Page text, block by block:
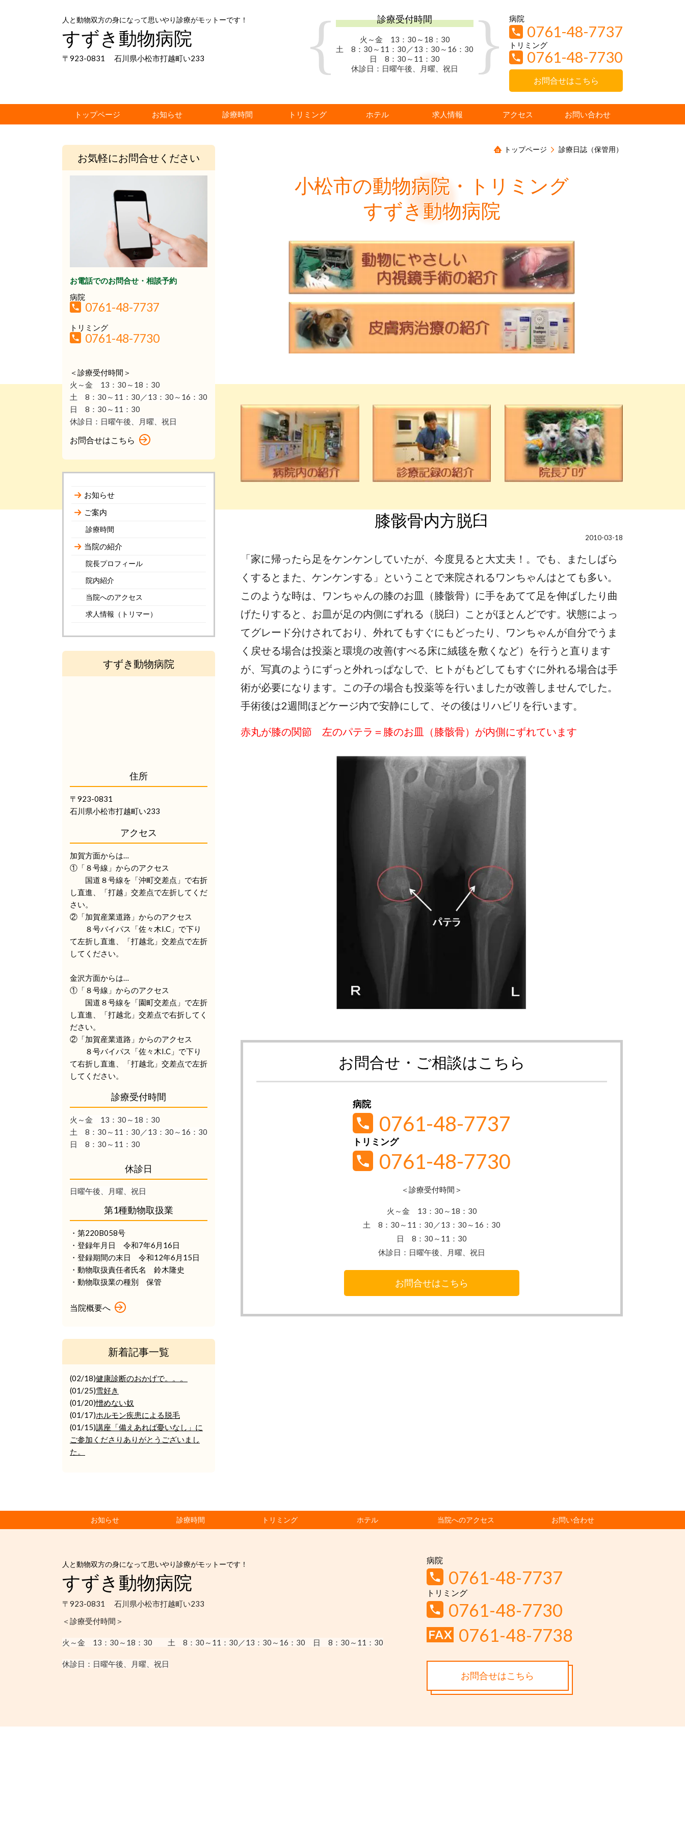
人と動物双方の身になって思いやり診療がモットーです！
すずき動物病院
〒923-0831 石川県小松市打越町い233
診療受付時間
火～金 13：30 ～18：30
土 8：30～11：30／13：30～16：30
日 8：30～11：30
休診日：日曜午後、月曜、祝日
病院
0761-48-7737
トリミング
0761-48-7730
お問合せはこちら
トップページ お知らせ 診療時間 トリミング ホテル 求人情報 アクセス お問い合わせ
トップページ 診療日誌（保管用）
小松市の動物病院・トリミング
すずき動物病院
膝骸骨内方脱臼
2010-03-18
「家に帰ったら足をケンケンしていたが、今度見ると大丈夫！。でも、またしばら
くするとまた、ケンケンする」ということで来院されるワンちゃんはとても多い。
このような時は、ワンちゃんの膝のお皿（膝骸骨）に手をあてて足を伸ばしたり曲
げたりすると、お皿が足の内側にずれる（脱臼）ことがほとんどです。状態によっ
てグレード分けされており、外れてもすぐにもどったり、ワンちゃんが自分でうま
く戻せる場合は投薬と環境の改善(すべる床に絨毯を敷くなど）を行うと直ります
が、写真のようにずっと外れっぱなしで、ヒトがもどしてもすぐに外れる場合は手
術が必要になります。この子の場合も投薬等を行いましたが改善しませんでした。
手術後は2週間ほどケージ内で安静にして、その後はリハビリを行います。
赤丸が膝の関節 左のパテラ＝膝のお皿（膝骸骨）が内側にずれています
お問合せ・ご相談はこちら
病院
0761-48-7737
トリミング
0761-48-7730
＜診療受付時間＞
火～金 13：30 ～18：30
土 8：30～11：30／13：30～16：30
日 8：30～11：30
休診日： 日曜午後、月曜、祝日
お問合せはこちら
お気軽にお問合せください
お電話でのお問合せ・相談予約
病院
0761-48-7737
トリミング
0761-48-7730
＜診療受付時間＞
火～金 13：30 ～18：30
土 8：30～11：30／13：30～16：30
日 8：30～11：30
休診日： 日曜午後、月曜、祝日
お問合せはこちら
お知らせ
ご案内
診療時間
当院の紹介
院長プロフィール
院内紹介
当院へのアクセス
求人情報（トリマー）
すずき動物病院
住所
〒923-0831
石川県小松市打越町い233
アクセス
加賀方面からは…
①「８号線」からのアクセス
国道８号線を「沖町交差点」で右折
し直進、「打越」交差点で左折してくだ
さい。
②「加賀産業道路」からのアクセス
８号バイパス「佐々木I.C」で下り
て左折し直進、「打越北」交差点で左折
してください。
金沢方面からは…
①「８号線」からのアクセス
国道８号線を「園町交差点」で左折
し直進、「打越北」交差点で右折してく
ださい。
②「加賀産業道路」からのアクセス
８号バイパス「佐々木I.C」で下り
て右折し直進、「打越北」交差点で左折
してください。
診療受付時間
火～金 13：30 ～18：30
土 8：30～11：30／13：30～16：30
日 8：30～11：30
休診日
日曜午後、月曜、祝日
第1種動物取扱業
・第220B058号
・登録年月日 令和7年6月16日
・登録期間の末日 令和12年6月15日
・動物取扱責任者氏名 鈴木隆史
・動物取扱業の種別 保管
当院概要へ
新着記事一覧
(02/18)健康診断のおかげで。。。
(01/25)雪好き
(01/20)憎めない奴
(01/17)ホルモン疾患による脱毛
(01/15)講座「備えあれば憂いなし」に
ご参加くださりありがとうございまし
た。
お知らせ 診療時間 トリミング ホテル 当院へのアクセス お問い合わせ
人と動物双方の身になって思いやり診療がモットーです！
すずき動物病院
〒923-0831 石川県小松市打越町い233
＜診療受付時間＞
火～金 13：30 ～18：30 土 8：30～11：30／13：30～16：30 日 8：30～11：30
休診日： 日曜午後、月曜、祝日
病院
0761-48-7737
トリミング
0761-48-7730
0761-48-7738
お問合せはこちら